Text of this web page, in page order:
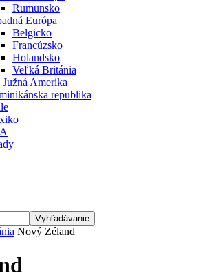
Rumunsko
Európa
Belgicko
Francúzsko
Holandsko
Veľká Británia
Južná Amerika
republika
Nový Zéland